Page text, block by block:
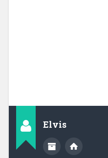
Elvis